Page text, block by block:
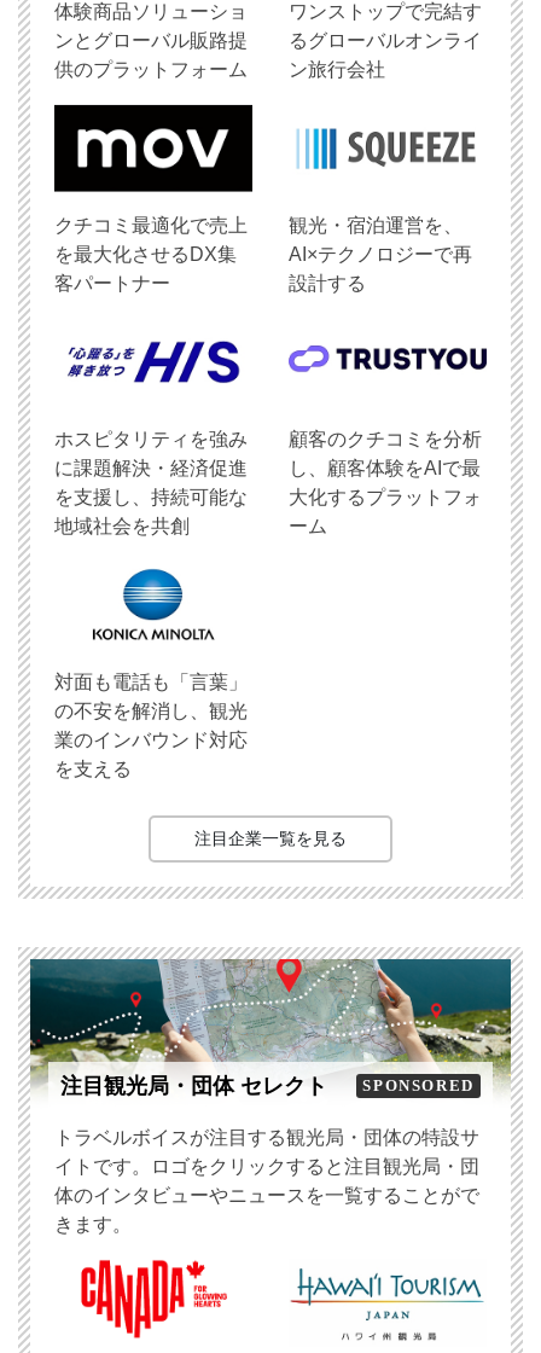
体験商品ソリューショ
ンとグローバル販路提
供のプラットフォーム
ワンストップで完結す
るグローバルオンライ
ン旅行会社
クチコミ最適化で売上
を最大化させるDX集
客パートナー
観光・宿泊運営を、
AI×テクノロジーで再
設計する
ホスピタリティを強み
に課題解決・経済促進
を支援し、持続可能な
地域社会を共創
顧客のクチコミを分析
し、顧客体験をAIで最
大化するプラットフォ
ーム
対面も電話も「言葉」
の不安を解消し、観光
業のインバウンド対応
を支える
注目企業一覧を見る
注目観光局・団体 セレクト SPONSORED
トラベルボイスが注目する観光局・団体の特設サ
イトです。ロゴをクリックすると注目観光局・団
体のインタビューやニュースを一覧することがで
きます。